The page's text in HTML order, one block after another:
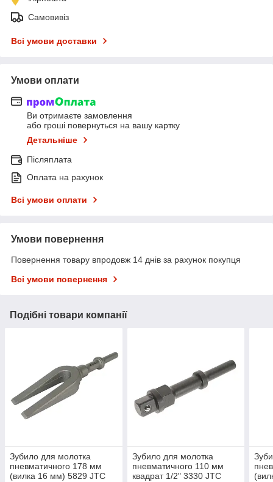
Самовивіз
Всі умови доставки
Умови оплати
Ви отримаєте замовлення
або гроші повернуться на вашу картку
Детальніше
Післяплата
Оплата на рахунок
Всі умови оплати
Умови повернення
Повернення товару впродовж 14 днів за рахунок покупця
Всі умови повернення
Подібні товари компанії
Зубило для молотка
пневматичного 178 мм
(вилка 16 мм) 5829 JTC
Зубило для молотка
пневматичного 110 мм
квадрат 1/2" 3330 JTC